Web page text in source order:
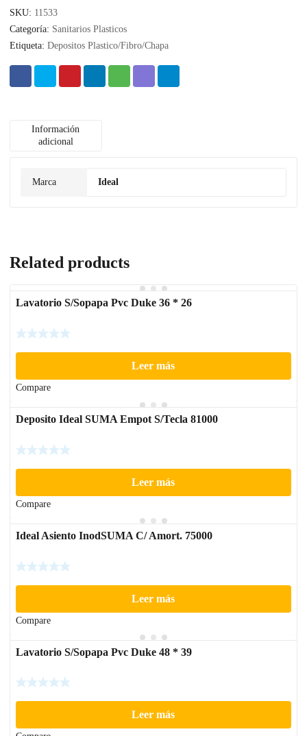
SKU: 11533
Categoría: Sanitarios Plasticos
Etiqueta: Depositos Plastico/Fibro/Chapa
Información
adicional
Marca Ideal
Related products
Lavatorio S/Sopapa Pvc Duke 36 * 26
Leer más
Compare
Deposito Ideal SUMA Empot S/Tecla 81000
Leer más
Compare
Ideal Asiento InodSUMA C/ Amort. 75000
Leer más
Compare
Lavatorio S/Sopapa Pvc Duke 48 * 39
Leer más